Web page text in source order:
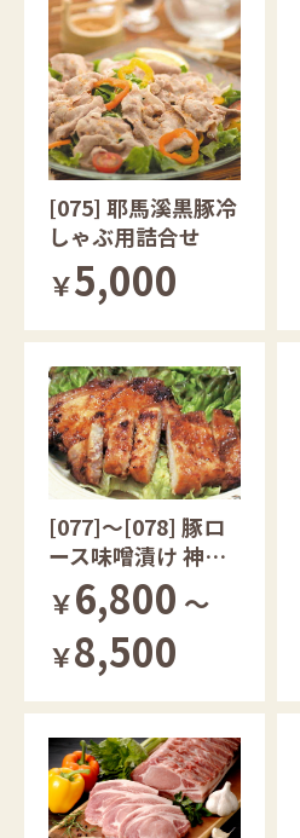
[075] 耶馬溪黒豚冷
しゃぶ用詰合せ
￥5,000
[077]～[078] 豚ロ
ース味噌漬け 神奈
川県産
￥6,800 ～
￥8,500